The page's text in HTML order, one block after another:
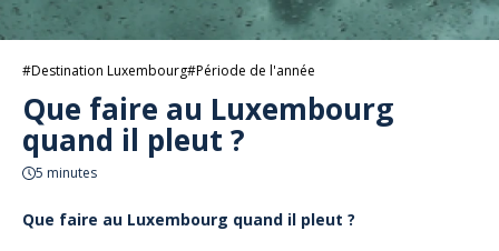
#Destination Luxembourg#Période de l'année
Que faire au Luxembourg
quand il pleut ?
5 minutes
Que faire au Luxembourg quand il pleut ?